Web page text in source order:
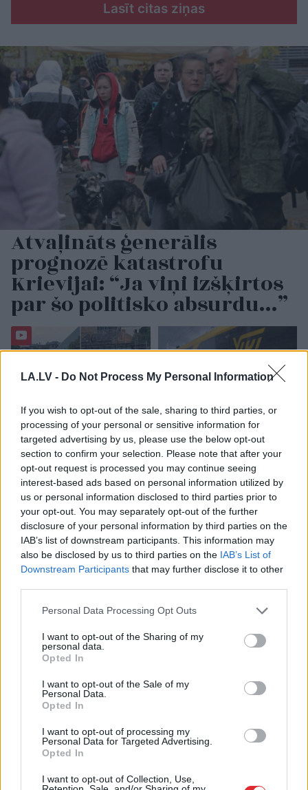
LA.LV - Do Not Process My Personal Information
If you wish to opt-out of the sale, sharing to third parties, or
processing of your personal or sensitive information for
targeted advertising by us, please use the below opt-out
section to confirm your selection. Please note that after your
opt-out request is processed you may continue seeing
interest-based ads based on personal information utilized by
us or personal information disclosed to third parties prior to
your opt-out. You may separately opt-out of the further
disclosure of your personal information by third parties on the
IAB’s list of downstream participants. This information may
also be disclosed by us to third parties on the IAB’s List of
Downstream Participants that may further disclose it to other
Please note that this website/app uses one or more Google
not limited to your visit or usage behaviour. You may click to
grant or deny consent to Google and its third-party tags to
use your data for below specified purposes in below Google
consent section.
Personal Data Processing Opt Outs
I want to opt-out of the Sharing of my
personal data.
Opted In
I want to opt-out of the Sale of my
Personal Data.
Opted In
I want to opt-out of processing my
Personal Data for Targeted Advertising.
Opted In
I want to opt-out of Collection, Use,
Lasīt citas ziņas
Atvaļināts ģenerālis
prognozē katastrofu
Krievijai: “Ja viņi izšķirtos
par šo politisko absurdu…”
Miljoni
iztērēti, skats uz
Vecrīgu ir, bet cilvēku
nav – kaut kas ir greizi
ar jauno promenādi
“Tikai bagātie izmanto
sabiedrisko
transportu?” Ģimene
gribēja pavizināties ar
vilcienu, bet biļešu
cena lika pārdomāt
Šīm 3 zodiaka zīmēm
augusts būs īsts murgs – esi
gatavs jau tagad!